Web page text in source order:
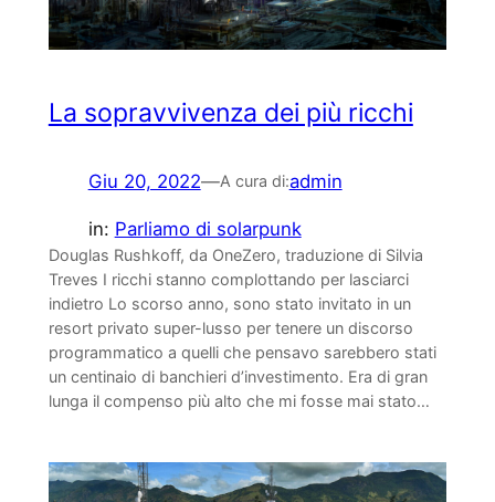
La sopravvivenza dei più ricchi
Giu 20, 2022—A cura di:admin
in: Parliamo di solarpunk
Douglas Rushkoff, da OneZero, traduzione di Silvia
Treves I ricchi stanno complottando per lasciarci
indietro Lo scorso anno, sono stato invitato in un
resort privato super-lusso per tenere un discorso
programmatico a quelli che pensavo sarebbero stati
un centinaio di banchieri d’investimento. Era di gran
lunga il compenso più alto che mi fosse mai stato…